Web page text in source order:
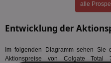
alle
Entwicklung der
Im folgenden Diagramm sehen Sie
Aktionspreise von Colgate